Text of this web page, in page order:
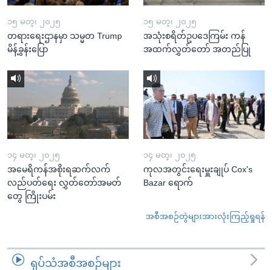
၁၅ မတ္၊ ၂၀၂၅
တရားရေးဌာနမှာ သမ္မတ Trump
မိန့်ခွန်းပြော
၁၅ မတ္၊ ၂၀၂၅
အသုံးစရိတ်ဥပဒေကြမ်း ကန်
အထက်လွှတ်တော် အတည်ပြု
၁၄ မတ္၊ ၂၀၂၅
အမေရိကန်အစိုးရဆက်လက်
လည်ပတ်ရေး လွှတ်တော်အမတ်
တွေ ကြိုးပမ်း
၁၄ မတ္၊ ၂၀၂၅
ကုလအတွင်းရေးမှူးချုပ် Cox's
Bazar ရောက်
အစီအစဉ်တွဲများအားလုံးကြည့်ရှုရန်
ရုပ်သံအစီအစဉ်များ